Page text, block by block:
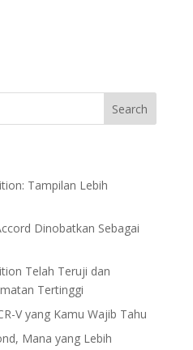
Tampilan Lebih
Dinobatkan Sebagai
Telah Teruji dan
Tertinggi
V yang Kamu Wajib Tahu
Mana yang Lebih